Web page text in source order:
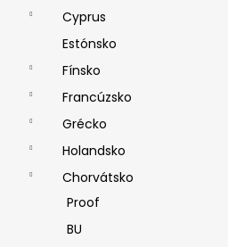
Cyprus
Estónsko
Fínsko
Francúzsko
Grécko
Holandsko
Chorvátsko
Proof
BU